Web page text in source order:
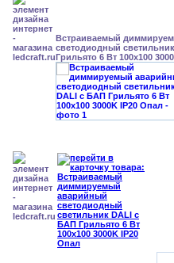
Встраиваемый
светодиодный
Грильято 6 Вт 100x100